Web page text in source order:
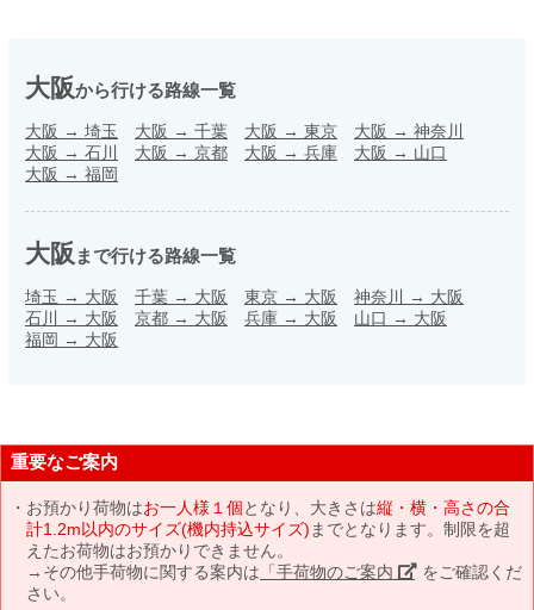
大阪から行ける路線一覧
大阪 → 埼玉 大阪 → 千葉 大阪 → 東京 大阪 → 神奈川
大阪 → 石川 大阪 → 京都 大阪 → 兵庫 大阪 → 山口
大阪 → 福岡
大阪 まで行ける路線一覧
埼玉 → 大阪 千葉 → 大阪 東京 → 大阪 神奈川 → 大阪
石川 → 大阪 京都 → 大阪 兵庫 → 大阪 山口 → 大阪
福岡 → 大阪
重要なご案内
お預かり荷物はお一人様１個となり、大きさは縦・横・高さの合
計1.2m以内のサイズ(機内持込サイズ) までとなります。制限を超
えたお荷物はお預かりできません。
→その他手荷物に関する案内は 「手荷物のご案内」 をご確認くだ
さい。